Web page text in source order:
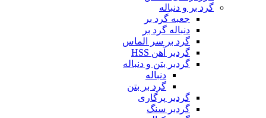
گرد بر و دنباله
جعبه گرد بر
دنباله گرد بر
گرد بر سر الماس
گردبر آهن HSS
گردبر بتن و دنباله
دنباله
گرد بر بتن
گردبر پرگاری
گردبر سنگ